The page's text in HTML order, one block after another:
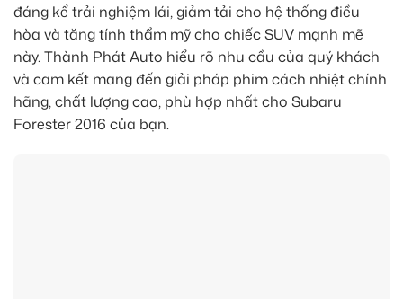
đáng kể trải nghiệm lái, giảm tải cho hệ thống điều
hòa và tăng tính thẩm mỹ cho chiếc SUV mạnh mẽ
này. Thành Phát Auto hiểu rõ nhu cầu của quý khách
và cam kết mang đến giải pháp phim cách nhiệt chính
hãng, chất lượng cao, phù hợp nhất cho Subaru
Forester 2016 của bạn.